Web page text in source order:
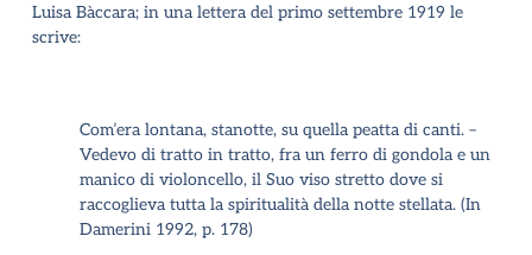
Luisa Bàccara; in una lettera del primo settembre 1919 le
scrive:
Com’era lontana, stanotte, su quella peatta di canti. –
Vedevo di tratto in tratto, fra un ferro di gondola e un
manico di violoncello, il Suo viso stretto dove si
raccoglieva tutta la spiritualità della notte stellata. (In
Damerini 1992, p. 178)